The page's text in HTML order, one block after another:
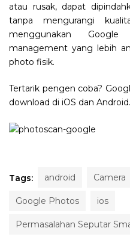
atau rusak, dapat
tanpa mengurangi
menggunakan
management yang lebih
photo fisik.
Tertarik pengen coba?
download di iOS dan Android.
Tags: android Camera
Google Photos ios
Permasalahan Seputar